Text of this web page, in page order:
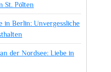
St. Pölten
in Berlin: Unvergessliche
der Nordsee: Liebe in